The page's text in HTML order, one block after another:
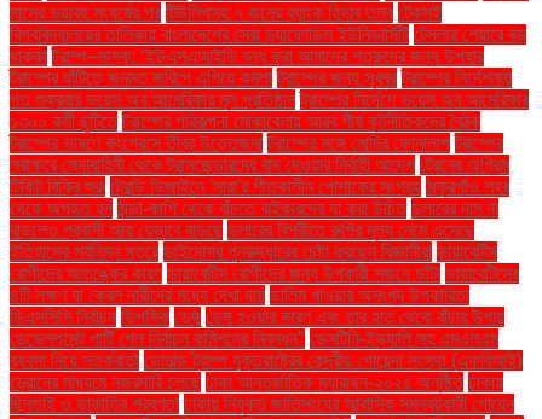
মাসের ভয়াবহ সংঘর্ষের পর টিউলিপসহ ৭ জনের ব্যাংক হিসাব তলব টেকসই
বিশ্ববিদ্যালয়ের তালিকায় বাংলাদেশের সেরা ড্যাফোডিল ইউনিভার্সিটি টেসলার শেয়ারে বড়
ধাক্কা ট্রাম্প–মাস্ক: ‘ইউএসএআইডি বন্ধ করা আমাদের শত্রুদের জন্য উপহার
ট্রাম্পের ঘাঁটিতে জনমত জরিপে এগিয়ে কমলা ট্রাম্পের জন্য সুখবর ট্রাম্পের নির্দেশনায়
গত শুক্রবার ভয়েস অব আমেরিকার মূল প্রতিষ্ঠান ট্রাম্পের নির্দেশে ভয়েস অব আমেরিকার
১৩০০ কর্মী ছুটিতে ট্রাম্পের পরিকল্পনা মোকাবেলায় আরব শীর্ষ কূটনীতিকদের বৈঠক
ট্রাম্পের ভাষণে কংগ্রেসে তীব্র উত্তেজনা ট্রাম্পের সঙ্গে মোদির ফোনালাপ ট্রাম্পের
স্বাক্ষরে সেনাবাহিনী থেকে ট্রান্সজেন্ডারদের বাদ দেওয়ার নির্বাহী আদেশ ট্রেনের অগ্রিম
টিকিট বিক্রি শুরু ট্রেন্ডি ডিজাইনে 'সারা'র শীতকালীন পোশাকের সংগ্রহ ঠাকুরগাঁও শহর
থেকে অপহৃত হন ঠান্ডা-কাশি থেকে বাঁচতে বাইকারদের যা করা উচিত ডলারের দাম না
বাড়লেও প্রবাসী আয় যেভাবে বাড়ছে ডলারের বিপরীতে রুপির মূল্য নেমে এসেছে
ইতিহাসের সর্বনিম্ন স্তরে ডাইনোসর পুনরুদ্ধারের চেষ্টা করছেন বিজ্ঞানীরা ডায়াবেটিস
রোগীদের আতঙ্কের কারণ ডায়াবেটিস রোগীদের জন্য উপকারী সজনে ডাঁটা ডায়াবেটিসের
৪টি লক্ষণ যা কেবল নারীদের মধ্যে দেখা যায় ডালিম খাওয়ার অসংখ্য উপকারিতা
ডিএসসিসি নির্বাচন ডিপসিক ডেঙ্গু ডেঙ্গু হওয়ার কারণ এবং তার হাত থেকে বাঁচার উপায়
ডেভেলপমেন্ট পার্টি পেল নির্বাচন কমিশনের নিবন্ধন" ডেসটিনি-ইভ্যালি সহ এমএলএম
ব্যবসা নিয়ে সতর্কবার্তা ডোনাল্ড ট্রাম্প যুক্তরাষ্ট্রের কেন্দ্রীয় গোয়েন্দা সংস্থা (এফবিআই)
ড্রোনের মাধ্যমে নজরদারি চলছে ঢাকা আন্তর্জাতিক ম্যারাথন-২০২৫ অনুষ্ঠিত ঢাকায়
ছিনতাই ও ডাকাতির প্রবণতা ঢাকায় নিযুক্ত জাতিসংঘের আবাসিক সমন্বয়কারী গোয়েন